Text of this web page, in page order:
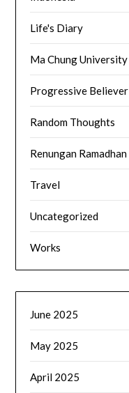
Life's Diary
Ma Chung University
Progressive Believer
Random Thoughts
Renungan Ramadhan
Travel
Uncategorized
Works
June 2025
May 2025
April 2025